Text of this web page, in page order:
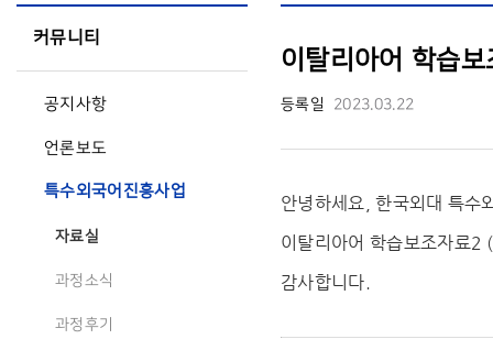
커뮤니티
공지사항
언론보도
특수외국어진흥사업
자료실
과정소식
과정후기
이탈리아어 학습
등록일 2023.03.22
안녕하세요, 한국외대 특수
이탈리아어 학습보조자료
감사합니다.